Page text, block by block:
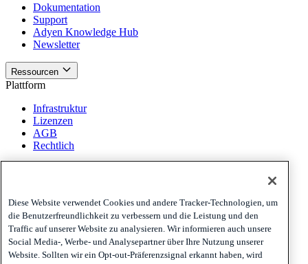
Dokumentation
Support
Adyen Knowledge Hub
Newsletter
Ressourcen
Plattform
Infrastruktur
Lizenzen
AGB
Rechtlich
Privacy
Cookies
Disclaimer
Richtlinien und Haftungsausschluss
Diese Website verwendet Cookies und andere Tracker-Technologien, um
die Benutzerfreundlichkeit zu verbessern und die Leistung und den
Traffic auf unserer Website zu analysieren. Wir informieren auch unsere
Social Media-, Werbe- und Analysepartner über Ihre Nutzung unserer
Website. Sollten wir ein Opt-out-Präferenzsignal erkannt haben, wird